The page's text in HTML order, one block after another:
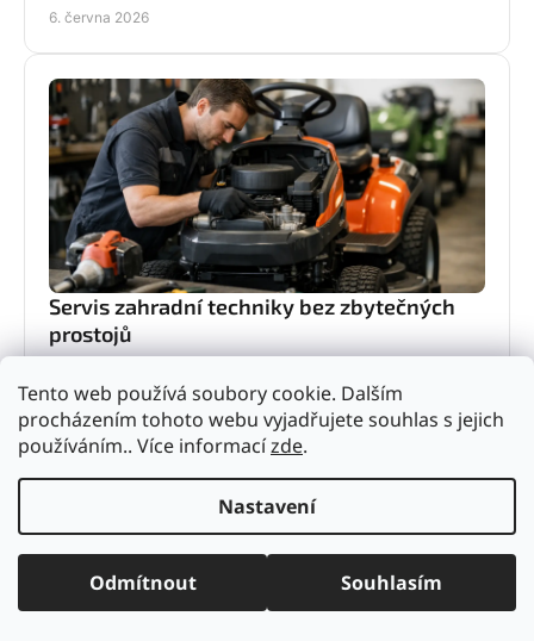
Tento web používá soubory cookie. Dalším
procházením tohoto webu vyjadřujete souhlas s jejich
používáním.. Více informacízde.
Nastavení
Odmítnout Souhlasím
6. června 2026
Servis zahradní techniky bez zbytečných
prostojů
životnosti stroje. Zjistěte, kdy řešit údržbu, co
nepodcenit a proč se vyplatí odborný servis.
4. června 2026